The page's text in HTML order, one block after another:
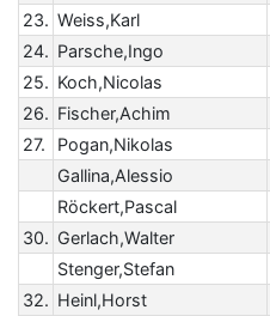
23. Weiss,Karl
24. Parsche,Ingo
25. Koch,Nicolas
26. Fischer,Achim
27.
Pogan,Nikolas
Gallina,Alessio
Röckert,Pascal
30. Gerlach,Walter
Stenger,Stefan
32. Heinl,Horst